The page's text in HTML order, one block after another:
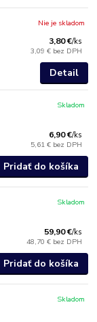
3,80 €/ks
3,09 € bez DPH
Nie je skladom
Detail
6,90 €/ks
5,61 € bez DPH
Skladom
Pridať do košíka
59,90 €/ks
48,70 € bez DPH
Skladom
Pridať do košíka
Skladom